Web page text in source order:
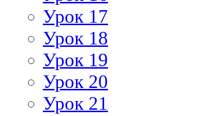
Урок 17
Урок 18
Урок 19
Урок 20
Урок 21